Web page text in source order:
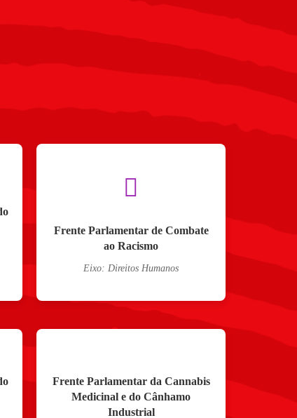
Frente Parlamentar de Combate
ao Racismo
Eixo: Direitos Humanos
Frente Parlamentar da Cannabis
Medicinal e do Cânhamo
Industrial